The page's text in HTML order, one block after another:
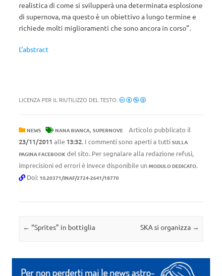
realistica di come si svilupperà una determinata esplosione
di supernova, ma questo è un obiettivo a lungo termine e
richiede molti miglioramenti che sono ancora in corso”.
L’abstract
LICENZA PER IL RIUTILIZZO DEL TESTO:
NEWS NANA BIANCA, SUPERNOVE
Articolo pubblicato il
23/11/2011 alle 13:32. I commenti sono aperti a tutti SULLA
PAGINA FACEBOOK del sito. Per segnalare alla redazione refusi,
imprecisioni ed errori è invece disponibile un MODULO DEDICATO.
Doi: 10.20371/INAF/2724-2641/18770
Navigazione articolo
← “Sprites” in bottiglia SKA si organizza →